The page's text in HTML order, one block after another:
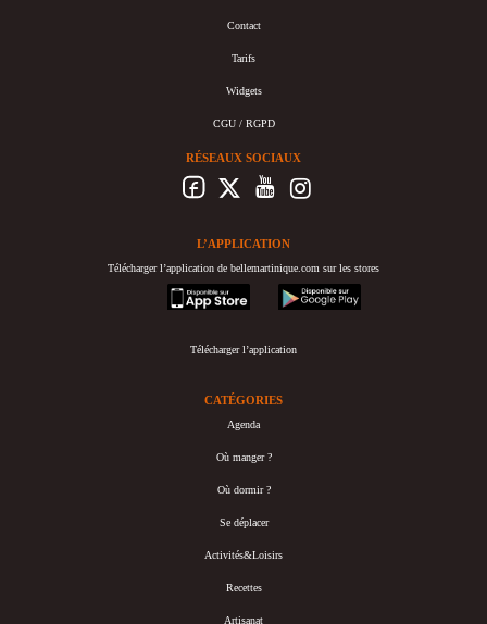
Contact
Tarifs
Widgets
CGU / RGPD
RÉSEAUX SOCIAUX
L’APPLICATION
Télécharger l’application de bellemartinique.com sur les stores
appstore
googleplay
Télécharger l’application
CATÉGORIES
Agenda
Où manger ?
Où dormir ?
Se déplacer
Activités&Loisirs
Recettes
Artisanat